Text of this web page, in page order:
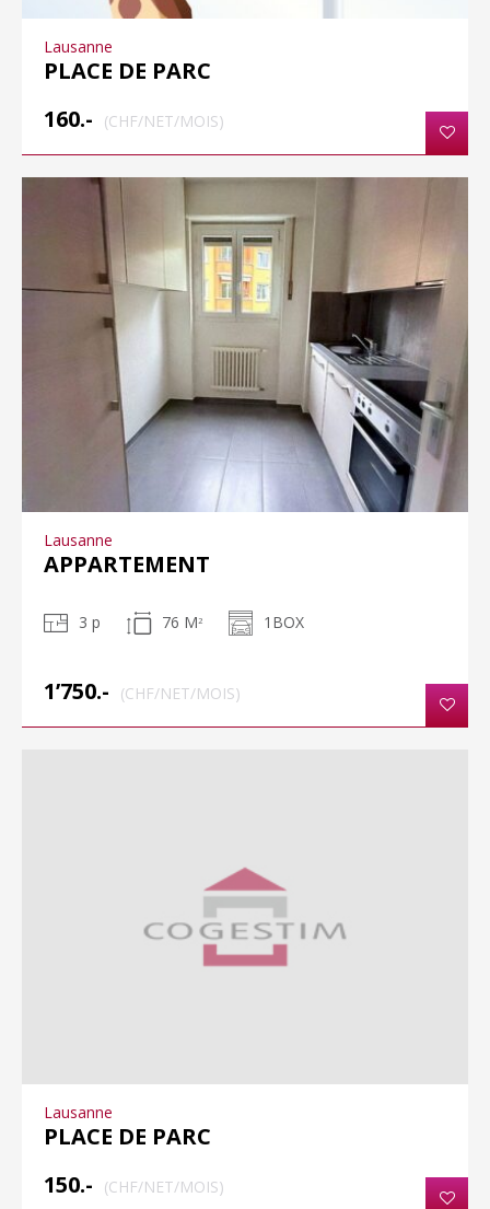
Lausanne
PLACE DE PARC
160.-
(CHF/NET/MOIS)
Lausanne
APPARTEMENT
3 p 76 M 2 1BOX
1’750.- (CHF/NET/MOIS)
Lausanne
PLACE DE PARC
150.-
(CHF/NET/MOIS)